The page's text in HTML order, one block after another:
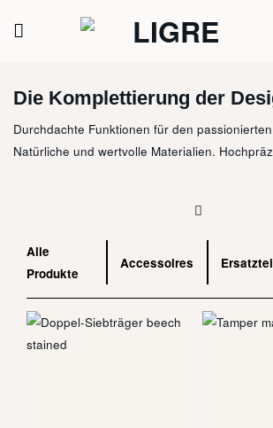
Inhalt
Die Komplettierung der
Durchdachte Funktionen für den
Natürliche und wertvolle Materialien.
Alle
Produkte
Accessoires